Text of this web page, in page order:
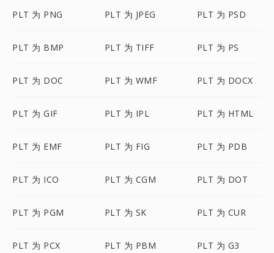
PLT 为 PNG PLT 为 JPEG PLT 为 PSD
PLT 为 BMP PLT 为 TIFF PLT 为 PS
PLT 为 DOC PLT 为 WMF PLT 为 DOCX
PLT 为 GIF PLT 为 IPL PLT 为 HTML
PLT 为 EMF PLT 为 FIG PLT 为 PDB
PLT 为 ICO PLT 为 CGM PLT 为 DOT
PLT 为 PGM PLT 为 SK PLT 为 CUR
PLT 为 PCX PLT 为 PBM PLT 为 G3